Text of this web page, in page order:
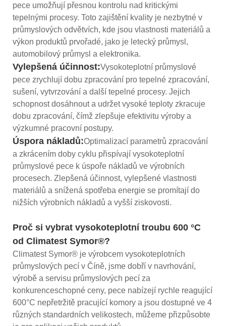
pece umožňují přesnou kontrolu nad kritickými
tepelnými procesy. Toto zajištění kvality je nezbytné v
průmyslových odvětvích, kde jsou vlastnosti materiálů a
výkon produktů prvořadé, jako je letecký průmysl,
automobilový průmysl a elektronika.
Vylepšená účinnost:Vysokoteplotní průmyslové
pece zrychlují dobu zpracování pro tepelné zpracování,
sušení, vytvrzování a další tepelné procesy. Jejich
schopnost dosáhnout a udržet vysoké teploty zkracuje
dobu zpracování, čímž zlepšuje efektivitu výroby a
výzkumné pracovní postupy.
Úspora nákladů:Optimalizací parametrů zpracování
a zkrácením doby cyklu přispívají vysokoteplotní
průmyslové pece k úspoře nákladů ve výrobních
procesech. Zlepšená účinnost, vylepšené vlastnosti
materiálů a snížená spotřeba energie se promítají do
nižších výrobních nákladů a vyšší ziskovosti.
Proč si vybrat vysokoteplotní troubu 600 °C
od Climatest Symor®?
Climatest Symor® je výrobcem vysokoteplotních
průmyslových pecí v Číně, jsme dobří v navrhování,
výrobě a servisu průmyslových pecí za
konkurenceschopné ceny, pece nabízejí rychle reagující
600°C nepřetržitě pracující komory a jsou dostupné ve 4
různých standardních velikostech, můžeme přizpůsobte